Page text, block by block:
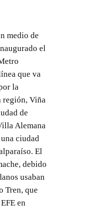
medio de
el
que va
la
región, Viña
de
Alemana
ciudad
El
debido
usaban
Tren, que
en